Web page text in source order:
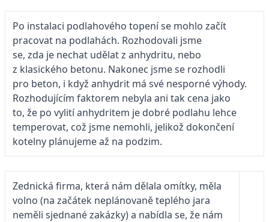
Po instalaci podlahového topení se mohlo začít
pracovat na podlahách. Rozhodovali jsme
se, zda je nechat udělat z anhydritu, nebo
z klasického betonu. Nakonec jsme se rozhodli
pro beton, i když anhydrit má své nesporné výhody.
Rozhodujícím faktorem nebyla ani tak cena jako
to, že po vylití anhydritem je dobré podlahu lehce
temperovat, což jsme nemohli, jelikož dokončení
kotelny plánujeme až na podzim.
Zednická firma, která nám dělala omítky, měla
volno (na začátek neplánovaně teplého jara
neměli sjednané zakázky) a nabídla se, že nám